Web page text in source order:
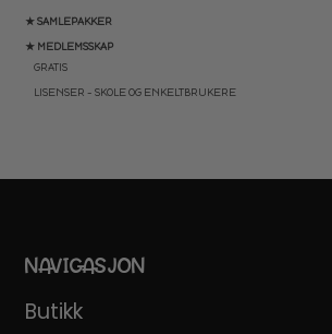
★ SAMLEPAKKER
★ MEDLEMSSKAP
GRATIS
LISENSER – SKOLE OG ENKELTBRUKERE
NAVIGASJON
Butikk